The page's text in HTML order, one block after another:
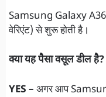
Samsung Galaxy
वेरिएंट) से शुरू होती है।
क्या यह पैसा वसूल डील है?
YES – अगर आप